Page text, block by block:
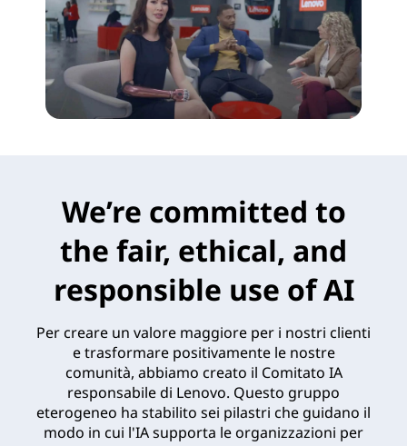
We’re committed to
the fair, ethical, and
responsible use of AI
Per creare un valore maggiore per i nostri clienti
e trasformare positivamente le nostre
comunità, abbiamo creato il Comitato IA
responsabile di Lenovo. Questo gruppo
eterogeneo ha stabilito sei pilastri che guidano il
modo in cui l'IA supporta le organizzazioni per